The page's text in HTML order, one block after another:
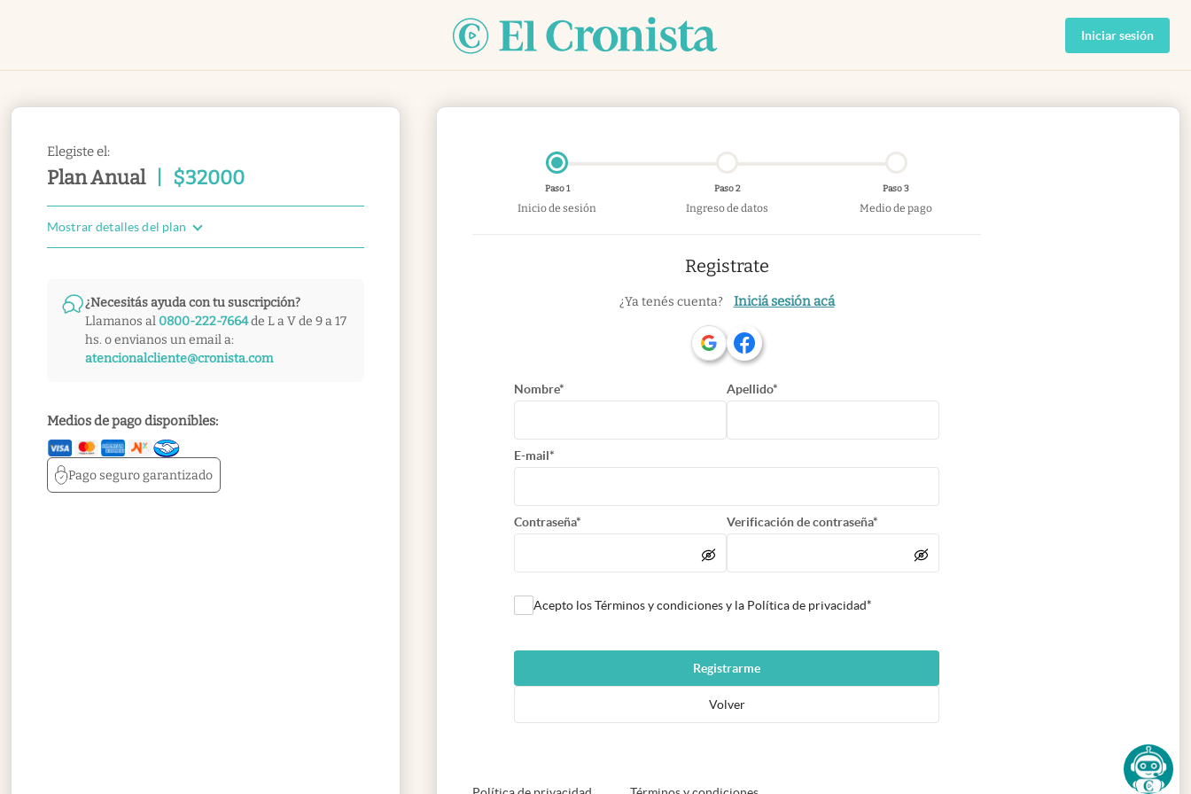
Iniciar sesión
Elegiste el:
Plan Anual $32000
Mostrar detalles del plan
¿Necesitás ayuda con tu suscripción?
Llamanos al 0800-222-7664de L a V de 9 a 17
hs. o envianos un email a:
atencionalcliente@cronista.com
Medios de pago disponibles:
Pago segurogarantizado
Paso 1
Inicio de sesión
Paso 2
Ingreso de datos
Paso 3
Medio de pago
Registrate
¿Ya tenés cuenta? Iniciá sesión acá
Nombre* Apellido*
E-mail*
Contraseña* Verificación de contraseña*
Acepto los Términos y condiciones y la Política de privacidad*
Registrarme
Volver